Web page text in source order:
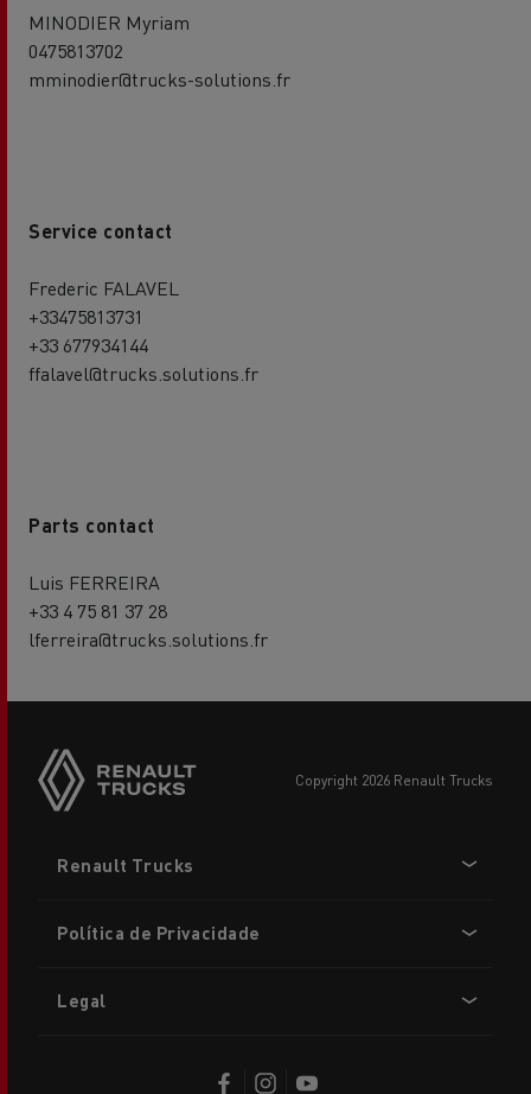
MINODIER Myriam
0475813702
mminodier@trucks-solutions.fr
Service contact
Frederic FALAVEL
+33475813731
+33 677934144
ffalavel@trucks.solutions.fr
Parts contact
Luis FERREIRA
+33 4 75 81 37 28
lferreira@trucks.solutions.fr
copyright 2026 Renault Trucks
menu
Renault Trucks
Política de Privacidade
Legal